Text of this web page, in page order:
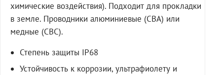
химические воздействия). Подходит для прокладки
в земле. Проводники алюминиевые (СВА) или
медные (СВС).
Степень защиты IP68
Устойчивость к коррозии, ультрафиолету и